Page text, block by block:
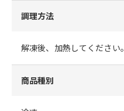
調理方法
解凍後、加熱してください。
商品種別